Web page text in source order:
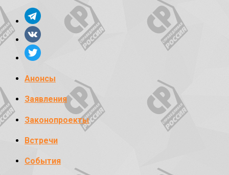
Анонсы
Заявления
Законопроекты
Встречи
События